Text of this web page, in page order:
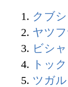
1. クブ
2. ヤツ
3. ビシ
4.
トッ
5. ツガ